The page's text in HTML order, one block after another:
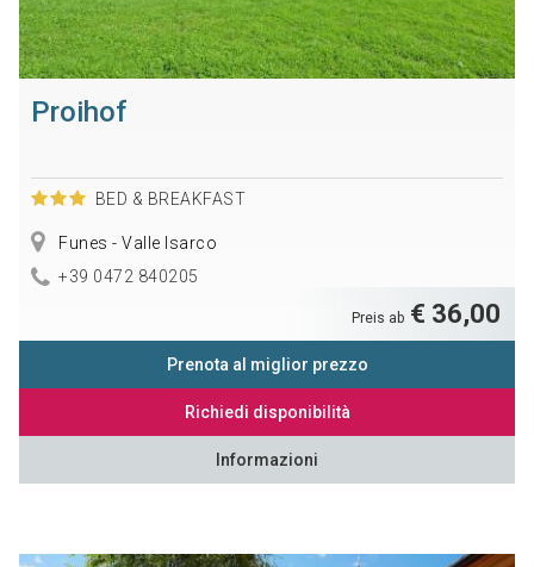
Proihof
BED & BREAKFAST
Funes - Valle Isarco
+39 0472 840205
Preis ab € 36,00
Prenota al miglior prezzo
Richiedi disponibilità
Informazioni